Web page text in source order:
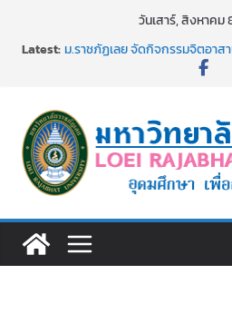
วันเสาร์, สิงหาคม
Latest:ม.ราชภัฏเลย จัดกิจกรรมจิตอาส
เงินรายได้
ม.ราชภัฏเลย จัดมหกรรมวิชาการ
นักเรียนมัธยมปลายค้นหาสาขาวิ
อธิการบดี มรภ.เลย ร่วมประชุมชี้
ประจำปีงบประมาณ พ.ศ. 2570
๑,๙๗๒ ชุด โดยวิธีเฉพาะเจาะจง